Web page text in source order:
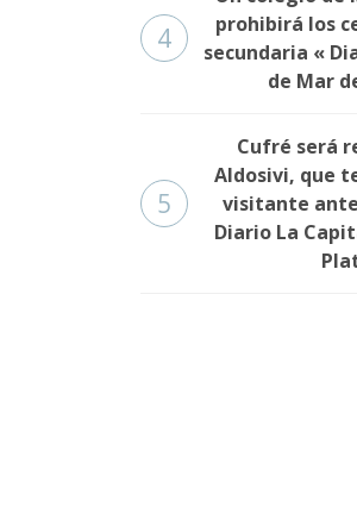
4
prohibirá los
secundaria «
de Mar
5
Cufré será
Aldosivi, que
visitante
Diario La